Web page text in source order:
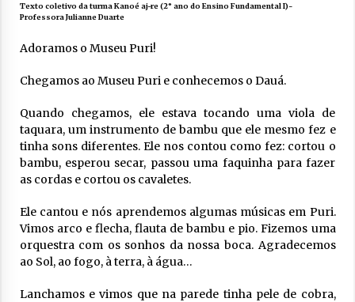
Texto coletivo da turma Kanoé aj-re (2° ano do Ensino Fundamental I)-
Professora Julianne Duarte
Adoramos o Museu Puri!
Chegamos ao Museu Puri e conhecemos o Dauá.
Quando chegamos, ele estava tocando uma viola de
taquara, um instrumento de bambu que ele mesmo fez e
tinha sons diferentes. Ele nos contou como fez: cortou o
bambu, esperou secar, passou uma faquinha para fazer
as cordas e cortou os cavaletes.
Ele cantou e nós aprendemos algumas músicas em Puri.
Vimos arco e flecha, flauta de bambu e pio. Fizemos uma
orquestra com os sonhos da nossa boca. Agradecemos
ao Sol, ao fogo, à terra, à água…
Lanchamos e vimos que na parede tinha pele de cobra,